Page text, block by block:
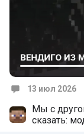
13 июл 2026
Мы с
сказать: